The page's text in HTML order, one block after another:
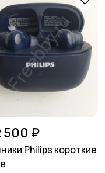
500 ₽
Philips короткие